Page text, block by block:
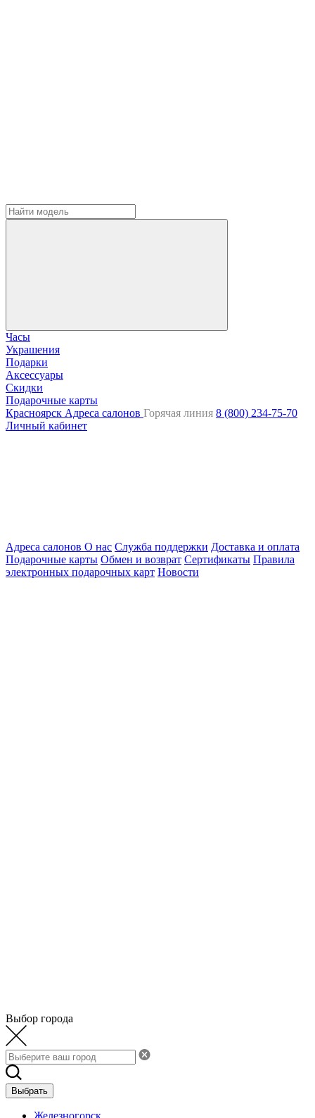
Часы
Украшения
Подарки
Аксессуары
Скидки
Подарочные карты
Красноярск Адреса салонов Горячая линия 8 (800) 234-75-70
Личный кабинет
Адреса салонов О нас Служба поддержки Доставка и оплата
Подарочные карты Обмен и возврат Сертификаты Правила
электронных подарочных карт Новости
Выбор города
Выбрать
Железногорск